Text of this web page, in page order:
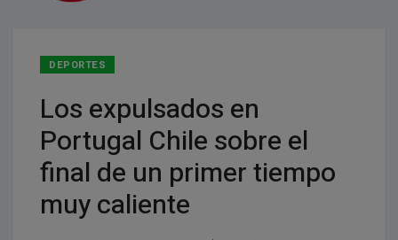
DEPORTES
Los expulsados en
Portugal Chile sobre el
final de un primer tiempo
muy caliente